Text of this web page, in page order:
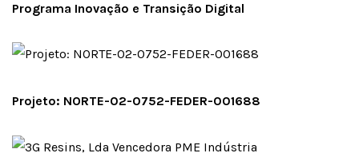
Programa Inovação e Transição Digital
Projeto: NORTE-02-0752-FEDER-001688